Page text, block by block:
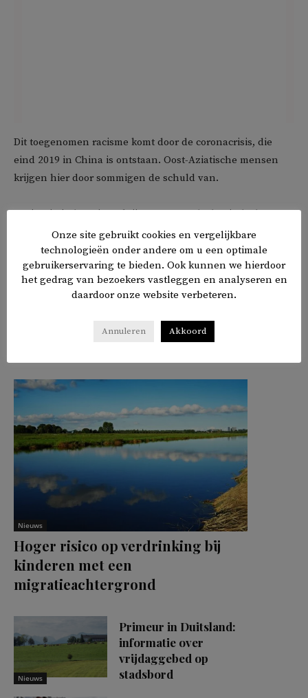
Dit toegenomen racisme komt door de coronacrisis, die
eind 2019 in China is ontstaan. Oost-Aziatische mensen
krijgen hier door sommigen de schuld van.
Anti-Aziatisch racisme krijgt meer aandacht sinds de
moord op zes Oost-Aziatische vrouwen in een
massagesalon in het Amerikaanse Atlanta vorige maand.
De dader was een witte christenextremist.
Delen 𝕏 f in
Nieuws
Hoger risico op verdrinking bij
kinderen met een
migratieachtergrond
Nieuws
Primeur in Duitsland:
informatie over
vrijdaggebed op
stadsbord
Onze site gebruikt cookies en vergelijkbare
technologieën onder andere om u een optimale
gebruikerservaring te bieden. Ook kunnen we hierdoor
het gedrag van bezoekers vastleggen en analyseren en
daardoor onze website verbeteren.
Annuleren Akkoord